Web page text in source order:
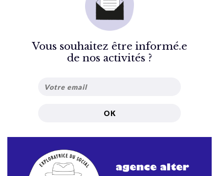
Vous souhaitez être informé.e
de nos activités ?